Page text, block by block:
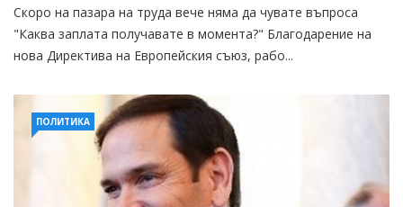
Скоро на пазара на труда вече няма да чувате въпроса
"Каква заплата получавате в момента?" Благодарение на
нова Директива на Европейския съюз, рабо...
ПОЛИТИКА